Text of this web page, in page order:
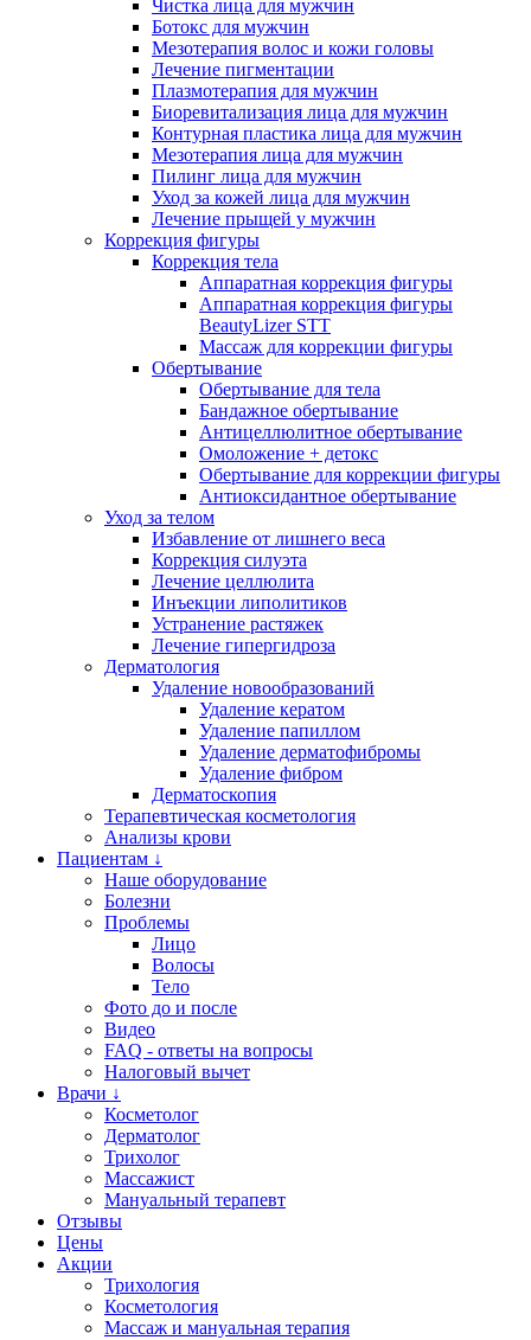
Чистка лица для мужчин
Ботокс для мужчин
Мезотерапия волос и кожи головы
Лечение пигментации
Плазмотерапия для мужчин
Биоревитализация лица для мужчин
Контурная пластика лица для мужчин
Мезотерапия лица для мужчин
Пилинг лица для мужчин
Уход за кожей лица для мужчин
Лечение прыщей у мужчин
Коррекция фигуры
Коррекция тела
Аппаратная коррекция фигуры
Аппаратная коррекция фигуры
BeautyLizer STT
Массаж для коррекции фигуры
Обертывание
Обертывание для тела
Бандажное обертывание
Антицеллюлитное обертывание
Омоложение + детокс
Обертывание для коррекции фигуры
Антиоксидантное обертывание
Уход за телом
Избавление от лишнего веса
Коррекция силуэта
Лечение целлюлита
Инъекции липолитиков
Устранение растяжек
Лечение гипергидроза
Дерматология
Удаление новообразований
Удаление кератом
Удаление папиллом
Удаление дерматофибромы
Удаление фибром
Дерматоскопия
Терапевтическая косметология
Анализы крови
Пациентам ↓
Наше оборудование
Болезни
Проблемы
Лицо
Волосы
Тело
Фото до и после
Видео
FAQ - ответы на вопросы
Налоговый вычет
Врачи ↓
Косметолог
Дерматолог
Трихолог
Массажист
Мануальный терапевт
Отзывы
Цены
Акции
Трихология
Косметология
Массаж и мануальная терапия